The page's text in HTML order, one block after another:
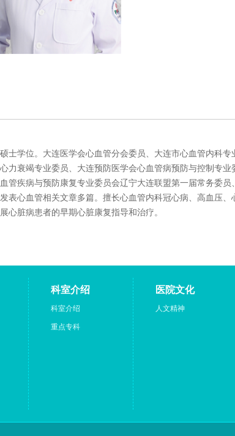
士学位。大连医学会心血管分会委员、大连市心血管内科
力衰竭专业委员、大连预防医学会心血管病预防与控制专
管疾病与预防康复专业委员会辽宁大连联盟第一届常务委
表心血管相关文章多篇。擅长心血管内科冠心病、高血压
心脏病患者的早期心脏康复指导和治疗。
科室介绍
科室介绍
重点专科
医院文化
人文精神